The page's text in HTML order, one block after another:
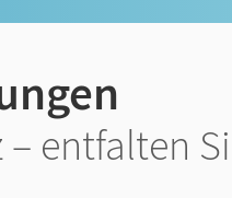
entfalten